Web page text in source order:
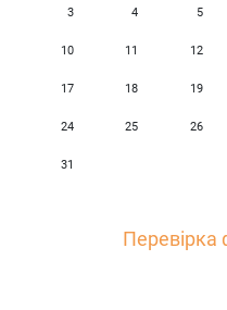
3 4 5
10 11 12
17 18 19
24 25 26
31
Перевірка